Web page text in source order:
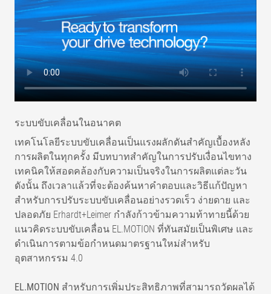
ระบบขับเคลื่อนในอนาคต
เทคโนโลยีระบบขับเคลื่อนเป็นแรงผลักดันสำคัญเบื้องหลัง
การผลิตในทุกครั้ง มีบทบาทสำคัญในการปรับเงื่อนไขทาง
เทคนิคให้สอดคล้องกับความเป็นจริงในการผลิตแต่ละวัน
ดังนั้น ถึงเวลาแล้วที่จะต้องค้นหาคำตอบและวิธีแก้ปัญหา
สำหรับการปรับระบบขับเคลื่อนอย่างรวดเร็ว ง่ายดาย และ
ปลอดภัย Erhardt+Leimer กำลังก้าวข้ามความท้าทายนี้ด้วย
แนวคิดระบบขับเคลื่อน EL.MOTION ที่ทันสมัยเป็นพิเศษ และ
ดำเนินการตามข้อกำหนดมาตรฐานใหม่สำหรับ
อุตสาหกรรม 4.0
EL.MOTION สำหรับการเพิ่มประสิทธิภาพที่สามารถวัดผลได้